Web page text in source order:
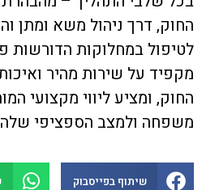
החוק, דרך ניהול משא ומתן
לטיפול במחלוקות
מקפיד על שירות מהיר
החוק, ומציע ליווי מקצועי
משפחה ולמצב הספציפי
שיתוף בפייסבוק